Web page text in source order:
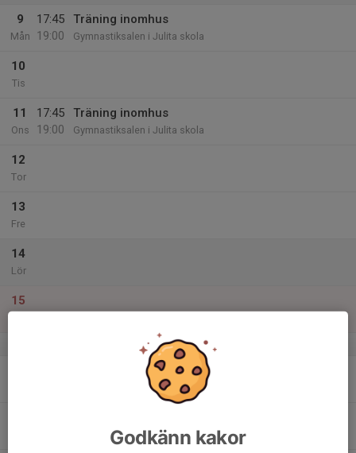
9
Mån
17:45
19:00
Träning inomhus
Gymnastiksalen i Julita skola
10
Tis
11
Ons
17:45
19:00
Träning inomhus
Gymnastiksalen i Julita skola
12
Tor
13
Fre
14
Lör
15
v.12
Träning inomhus
Gymnastiksalen i Julita skola
Godkänn kakor